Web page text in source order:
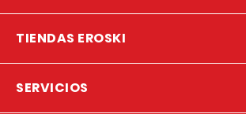
TIENDAS EROSKI
SERVICIOS